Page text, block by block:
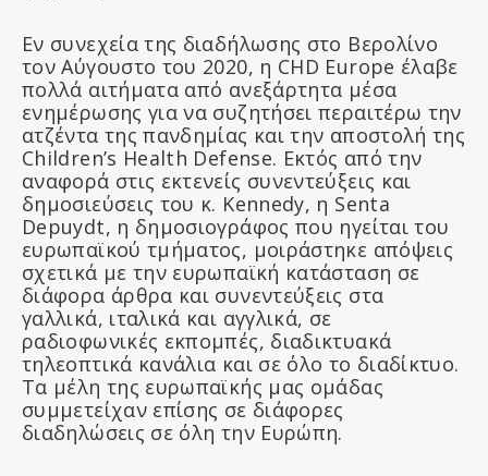
Εν συνεχεία της διαδήλωσης στο Βερολίνο
τον Αύγουστο του 2020, η CHD Europe έλαβε
πολλά αιτήματα από ανεξάρτητα μέσα
ενημέρωσης για να συζητήσει περαιτέρω την
ατζέντα της πανδημίας και την αποστολή της
Children’s Health Defense. Εκτός από την
αναφορά στις εκτενείς συνεντεύξεις και
δημοσιεύσεις του κ. Kennedy, η Senta
Depuydt, η δημοσιογράφος που ηγείται του
ευρωπαϊκού τμήματος, μοιράστηκε απόψεις
σχετικά με την ευρωπαϊκή κατάσταση σε
διάφορα άρθρα και συνεντεύξεις στα
γαλλικά, ιταλικά και αγγλικά, σε
ραδιοφωνικές εκπομπές, διαδικτυακά
τηλεοπτικά κανάλια και σε όλο το διαδίκτυο.
Τα μέλη της ευρωπαϊκής μας ομάδας
συμμετείχαν επίσης σε διάφορες
διαδηλώσεις σε όλη την Ευρώπη.